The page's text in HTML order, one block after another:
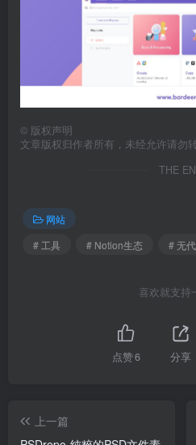
© 版权声明
文章版权归作者所有，未经允许请勿转
THE
网站
# 工具
# Notion生态 # 无
喜欢就支持
点赞6 分享
上一篇